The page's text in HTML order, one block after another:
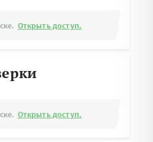
Открыть доступ.
Открыть доступ.